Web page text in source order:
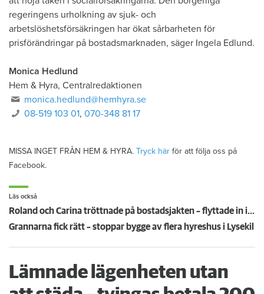
regeringens urholkning av sjuk- och
arbetslöshetsförsäkringen har ökat sårbarheten för
prisförändringar på bostadsmarknaden, säger Ingela Edlund.
Monica Hedlund
Hem & Hyra, Centralredaktionen
monica.hedlund@hemhyra.se
08-519 103 01,070-348 81 17
MISSA INGET FRÅN HEM & HYRA. Tryck här för att följa oss på
Facebook.
Läs också
Roland och Carina tröttnade på bostadsjakten – flyttade in i en husbil
Grannarna fick rätt – stoppar bygge av flera hyreshus i Lysekil
Lämnade lägenheten utan